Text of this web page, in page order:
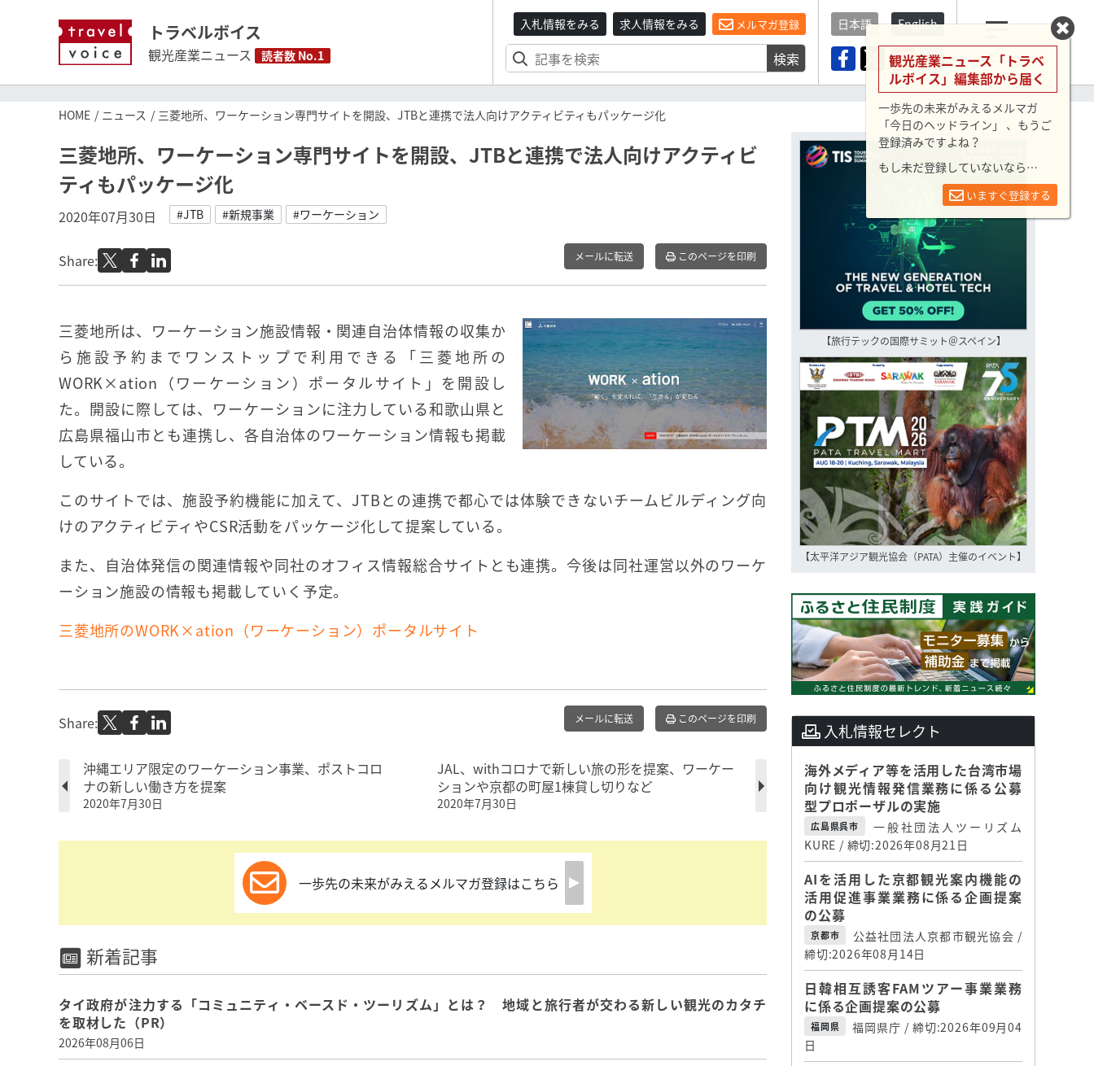
トラベルボイス
観光産業ニュース 読者数 No.1
入札情報をみる 求人情報をみる メルマガ登録
検索
日本語 English
メニュー
HOME ニュース 三菱地所、ワーケーション専門サイトを開設、JTBと連携で法人向けアクティビティもパッケージ化
三菱地所、ワーケーション専門サイトを開設、JTBと連携で法人向けアクティビ
ティもパッケージ化
2020年07月30日 #JTB #新規事業 #ワーケーション
Share: メールに転送 このページを印刷
三菱地所は、ワーケーション施設情報・関連自治体情報の収集か
ら施設予約までワンストップで利用できる「三菱地所の
WORK×ation（ワーケーション）ポータルサイト」を開設し
た。開設に際しては、ワーケーションに注力している和歌山県と
広島県福山市とも連携し、各自治体のワーケーション情報も掲載
している。
このサイトでは、施設予約機能に加えて、JTBとの連携で都心では体験できないチームビルディング向
けのアクティビティやCSR活動をパッケージ化して提案している。
また、自治体発信の関連情報や同社のオフィス情報総合サイトとも連携。今後は同社運営以外のワーケ
ーション施設の情報も掲載していく予定。
三菱地所のWORK×ation（ワーケーション）ポータルサイト
Share: メールに転送 このページを印刷
沖縄エリア限定のワーケーション事業、ポストコロ
ナの新しい働き方を提案
2020年7月30日
JAL、withコロナで新しい旅の形を提案、ワーケー
ションや京都の町屋1棟貸し切りなど
2020年7月30日
一歩先の未来がみえるメルマガ登録はこちら
新着記事
タイ政府が注力する「コミュニティ・ベースド・ツーリズム」とは？ 地域と旅行者が交わる新しい観光のカタチ
を取材した（PR）
2026年08月06日
【旅行テックの国際サミット＠スペイン】
【太平洋アジア観光協会（PATA）主催のイベント】
入札情報セレクト
海外メディア等を活用した台湾市場
向け観光情報発信業務に係る公募
型プロポーザルの実施
広島県呉市
一般社団法人ツーリズム
KURE / 締切:2026年08月21日
AIを活用した京都観光案内機能の
活用促進事業業務に係る企画提案
の公募
京都市
公益社団法人京都市観光協会 /
締切:2026年08月14日
日韓相互誘客FAMツアー事業業務
に係る企画提案の公募
福岡県
福岡県庁 / 締切:2026年09月04
日
観光産業ニュース「トラベ
ルボイス」編集部から届く
一歩先の未来がみえるメルマガ
「今日のヘッドライン」 、もうご
登録済みですよね？
もし未だ登録していないなら…
いますぐ登録する